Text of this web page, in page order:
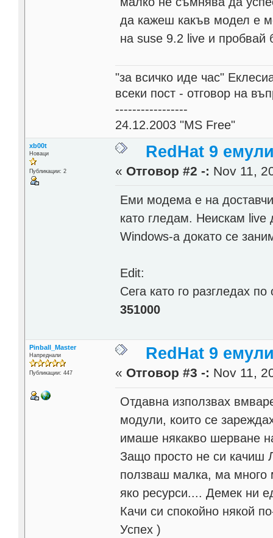
да кажеш какъв модел е
на suse 9.2 live и
"за всичко иде час"
всеки пост - отговор на
-----------------
24.12.2003 "MS Free"
xb00t
Новаци
Публикации: 2
RedHat 9
« Отговор #2 -: Nov 11,
Еми модема е на
като гледам. Неискам
Windows-а докато се
Edit:
Сега като го разгледах
351000
Pinball_Master
Напреднали
Публикации: 447
RedHat 9
« Отговор #3 -: Nov 11,
Отдавна използвах
модули, които се
имаше някакво шерване
Защо просто не си качиш
ползваш малка, ма много
яко ресурси.... Демек ни
Качи си спокойно някой
Успех )